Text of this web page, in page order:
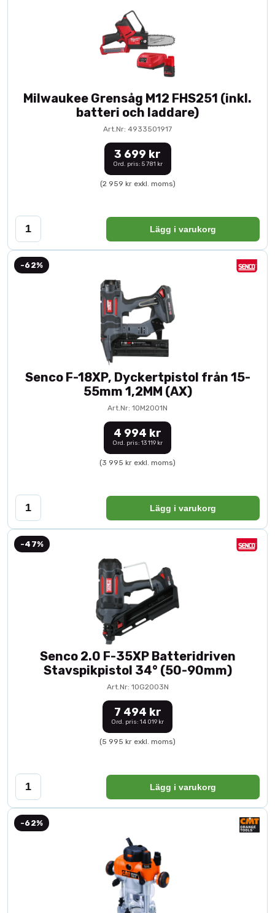
Milwaukee Grensåg M12 FHS251 (inkl.
batteri och laddare)
Art.Nr: 4933501917
3 699 kr
Ord. pris: 5 781 kr
(2 959 kr exkl. moms)
Lägg i varukorg
-62%
Senco F-18XP, Dyckertpistol från 15-
55mm 1,2MM (AX)
Art.Nr: 10M2001N
4 994 kr
Ord. pris: 13 119 kr
(3 995 kr exkl. moms)
Lägg i varukorg
-47%
Senco 2.0 F-35XP Batteridriven
Stavspikpistol 34° (50-90mm)
Art.Nr: 10G2003N
7 494 kr
Ord. pris: 14 019 kr
(5 995 kr exkl. moms)
Lägg i varukorg
-62%